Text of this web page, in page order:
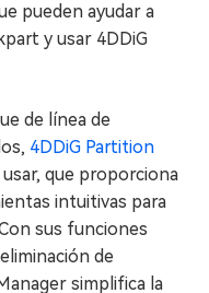
pueden ayudar a
y usar 4DDiG
de línea de
4DDiG Partition
que proporciona
intuitivas para
sus funciones
de
simplifica la